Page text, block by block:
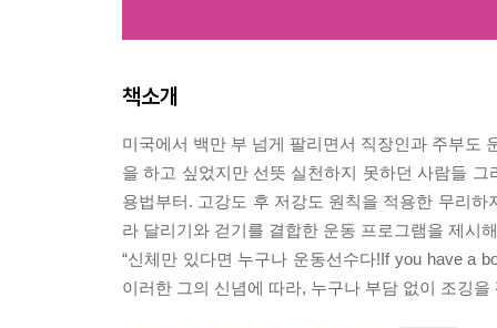
책소개
미국에서 백만 부 넘게 팔리면서 직장인과 주부도
을 하고 싶었지만 선뜻 실천하지 못하던 사람들
용법부터. 고강도 후 저강도 원칙을 적용한 무리
라 달리기와 걷기를 결합한 운동 프로그램을 제시
“신체만 있다면 누구나 운동선수다!If you have a
이러한 그의 신념에 따라, 누구나 부담 없이 조깅